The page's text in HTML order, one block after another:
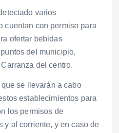
varios
cuentan con permiso para
ofertar bebidas
del municipio,
del centro.
se llevarán a cabo
establecimientos para
los permisos de
y al corriente, y en caso de